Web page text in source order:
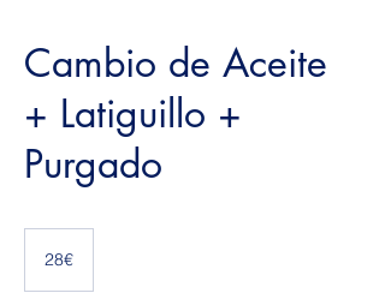
Cambio de Aceite
+ Latiguillo +
Purgado
28€